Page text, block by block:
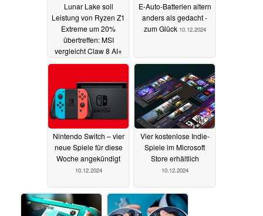
Lunar Lake soll
Leistung von Ryzen Z1
Extreme um 20%
übertreffen: MSI
vergleicht Claw 8 AI+
mit Asus ROG Ally X
E-Auto-Batterien altern
anders als gedacht -
zum Glück 10.12.2024
Nintendo Switch – vier
neue Spiele für diese
Woche angekündigt
10.12.2024
Vier kostenlose Indie-
Spiele im Microsoft
Store erhältlich
10.12.2024